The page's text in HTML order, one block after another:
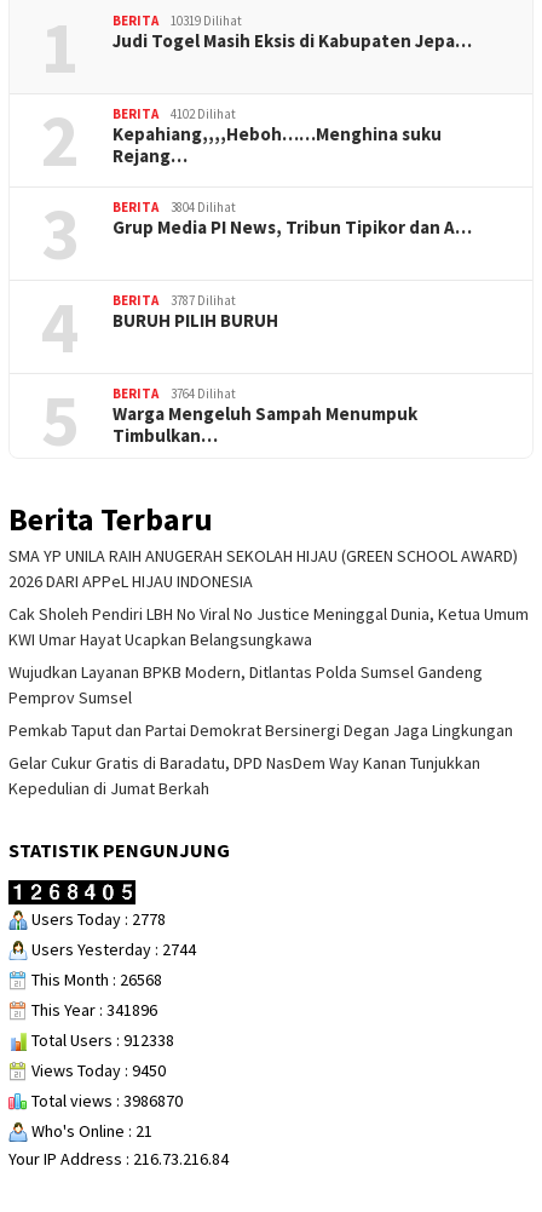
1 BERITA 10319 Dilihat
Judi Togel Masih Eksis di Kabupaten Jepa…
2 BERITA 4102 Dilihat
Kepahiang,,,,Heboh……Menghina suku
Rejang…
3 BERITA 3804 Dilihat
Grup Media PI News, Tribun Tipikor dan A…
4 BERITA 3787 Dilihat
BURUH PILIH BURUH
5 BERITA 3764 Dilihat
Warga Mengeluh Sampah Menumpuk
Timbulkan…
Berita Terbaru
SMA YP UNILA RAIH ANUGERAH SEKOLAH HIJAU (GREEN SCHOOL AWARD)
2026 DARI APPeL HIJAU INDONESIA
Cak Sholeh Pendiri LBH No Viral No Justice Meninggal Dunia, Ketua Umum
KWI Umar Hayat Ucapkan Belangsungkawa
Wujudkan Layanan BPKB Modern, Ditlantas Polda Sumsel Gandeng
Pemprov Sumsel
Pemkab Taput dan Partai Demokrat Bersinergi Degan Jaga Lingkungan
Gelar Cukur Gratis di Baradatu, DPD NasDem Way Kanan Tunjukkan
Kepedulian di Jumat Berkah
STATISTIK PENGUNJUNG
Users Today : 2778
Users Yesterday : 2744
This Month : 26568
This Year : 341896
Total Users : 912338
Views Today : 9450
Total views : 3986870
Who's Online : 21
Your IP Address : 216.73.216.84